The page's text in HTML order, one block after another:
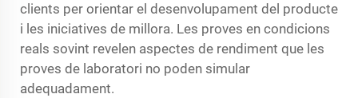
clients per orientar el desenvolupament del producte
i les iniciatives de millora. Les proves en condicions
reals sovint revelen aspectes de rendiment que les
proves de laboratori no poden simular
adequadament.